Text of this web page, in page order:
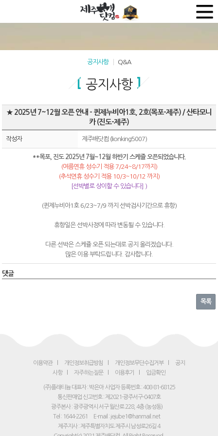
공지사항 Q&A
공지사항
★ 2025년 7~12월 오픈 안내 - 퀸제누비아1호, 2호(목포-제주) / 산타모니
카 (진도-제주)
작성자 제주배닷컴 (lionking5007)
**목포, 진도 2025년 7월~12월 하반기 스케쥴 오픈되었습니다.
(여름연휴 성수기 적용 7/24~8/17까지)
(추석연휴 성수기 적용 10/3~10/12 까지)
[선박별로 상이할 수 있습니다] )
(퀸제누비아1호 6/23~7/9 까지 선박검사기간으로 휴항)
휴항일은 선박사정에 따라 변동될 수 있습니다.
다른 선박은 스케쥴 오픈 되는대로 공지 올리겠습니다.
많은 이용 부탁드립니다. 감사합니다.
댓글
목록
이용약관 개인정보취급방침 개인정보무단수집거부
공지
사항
자주하는질문 이용후기 입금확인
(주)플래티늄 대표자 : 박은아 사업자 등록번호 : 408-81-68125
통신판매업 신고번호 : 제2021-광주서구-0407호
광주본사 : 광주광역시 서구 월산로 228, 4층 (농성동)
Tel : 1644-2261
E-mail : jejube1@hanmail.net
제주지사 : 제주특별자치도 제주시 남성로26길 4